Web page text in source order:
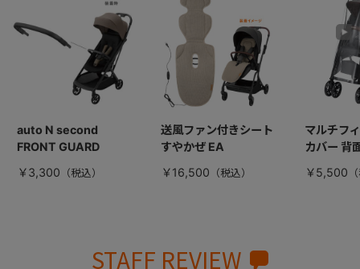
auto N second
FRONT GUARD
￥3,300
送風ファン付きシート
すやかぜ EA
￥16,500
マルチフ
カバー 背
￥5,500
STAFF REVIEW